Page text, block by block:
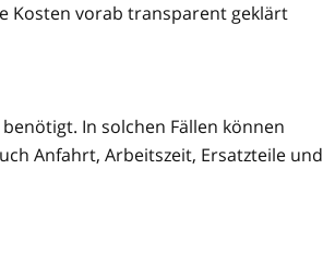
Kosten vorab transparent geklärt
In solchen Fällen können
Anfahrt, Arbeitszeit, Ersatzteile und